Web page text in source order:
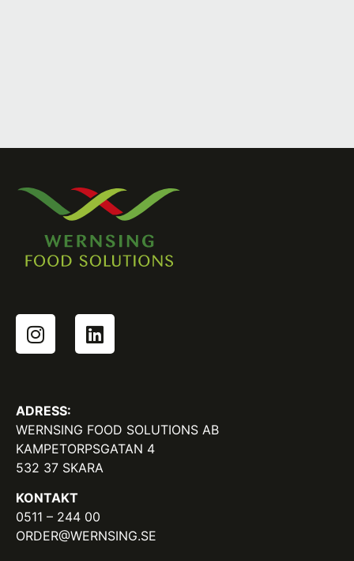
ADRESS:
WERNSING FOOD SOLUTIONS AB
KAMPETORPSGATAN 4
532 37 SKARA
KONTAKT
0511 – 244 00
ORDER@WERNSING.SE